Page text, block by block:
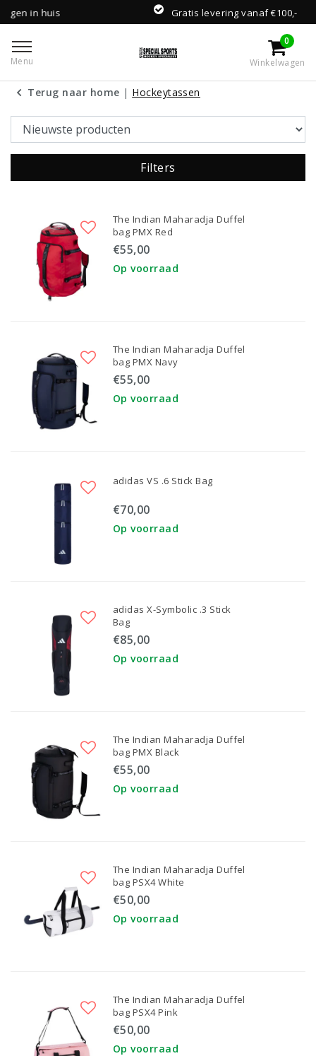
Gratis levering vanaf €100,-
Menu
0
Winkelwagen
Terug naar home | Hockeytassen
Filters
The Indian Maharadja Duffel
bag PMX Red
€55,00
Op voorraad
The Indian Maharadja Duffel
bag PMX Navy
€55,00
Op voorraad
adidas VS .6 Stick Bag
€70,00
Op voorraad
adidas X-Symbolic .3 Stick
Bag
€85,00
Op voorraad
The Indian Maharadja Duffel
bag PMX Black
€55,00
Op voorraad
The Indian Maharadja Duffel
bag PSX4 White
€50,00
Op voorraad
The Indian Maharadja Duffel
bag PSX4 Pink
€50,00
Op voorraad